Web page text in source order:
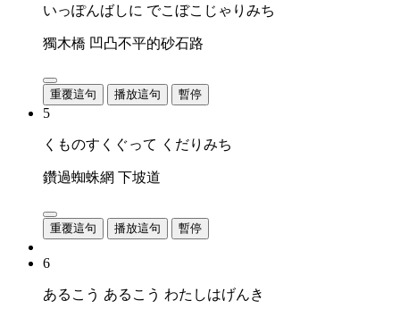
いっぽんばしに でこぼこじゃりみち
獨木橋 凹凸不平的砂石路
重覆這句 播放這句 暫停
5
くものすくぐって くだりみち
鑽過蜘蛛網 下坡道
重覆這句 播放這句 暫停
6
あるこう あるこう わたしはげんき